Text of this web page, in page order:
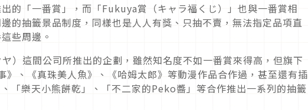
的「一番賞」，而「Fukuya賞（キャラ福くじ）」也與一番賞相
的抽籤景品制度，同樣也是人人有獎、只抽不賣，無法指定品項直
些周邊。
）這間公司所推出的企劃，雖然知名度不如一番賞來得高，但旗下
、《真珠美人魚》、《哈姆太郎》等動漫作品合作過，甚至還有插
「樂天小熊餅乾」、「不二家的Peko醬」等合作推出一系列的抽籤